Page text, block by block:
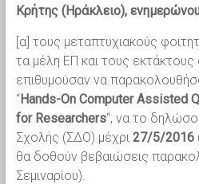
Κρήτης (Ηράκλειο),
[α] τους μεταπτυχιακούς
τα μέλη ΕΠ και τους
επιθυμούσαν να
“Hands-On Computer Assisted
for Researchers“, να το
Σχολής (ΣΔΟ) μέχρι 27/5/2016
θα δοθούν βεβαιώσεις
Σεμιναρίου).